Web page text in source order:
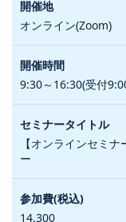
オンライン(Zoom)
9:30～16:30(受付
【オンラインセミ
ー
14,300